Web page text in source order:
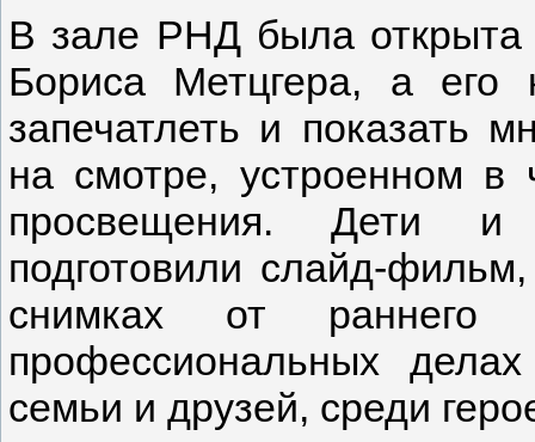
В зале РНД была открыта
Бориса Метцгера, а его
запечатлеть и показать
на смотре, устроенном
просвещения. Дети и
подготовили слайд-
снимках от
профессиональных
семьи и друзей, среди